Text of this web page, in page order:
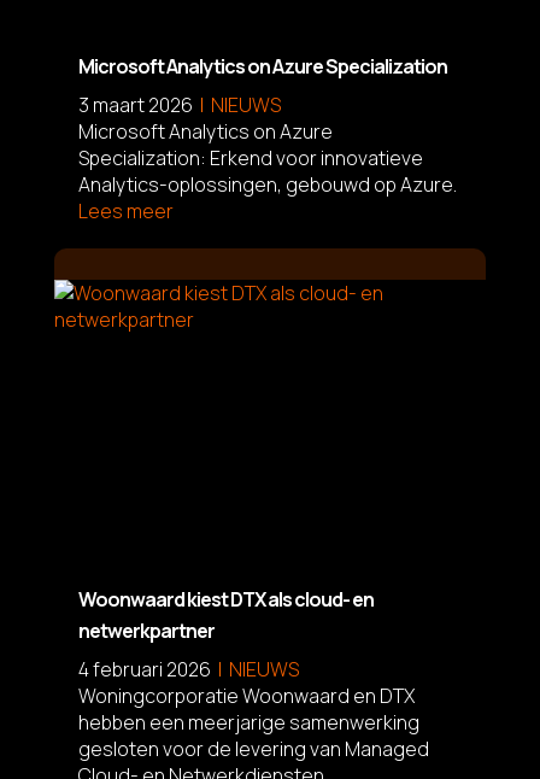
Microsoft Analytics on Azure Specialization
3 maart 2026
NIEUWS
Microsoft Analytics on Azure
Specialization: Erkend voor innovatieve
Analytics-oplossingen, gebouwd op Azure.
Lees meer
L
Woonwaard kiest DTX als cloud- en
netwerkpartner
4 februari 2026
NIEUWS
Woningcorporatie Woonwaard en DTX
hebben een meerjarige samenwerking
gesloten voor de levering van Managed